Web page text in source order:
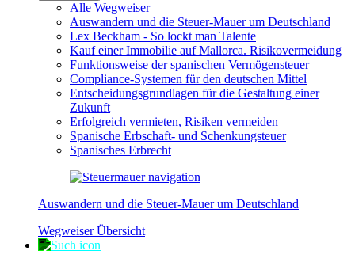
Alle Wegweiser
Auswandern und die Steuer-Mauer um Deutschland
Lex Beckham - So lockt man Talente
Kauf einer Immobilie auf Mallorca. Risikovermeidung
Funktionsweise der spanischen Vermögensteuer
Compliance-Systemen für den deutschen Mittel
Entscheidungsgrundlagen für die Gestaltung einer
Zukunft
Erfolgreich vermieten, Risiken vermeiden
Spanische Erbschaft- und Schenkungsteuer
Spanisches Erbrecht
Auswandern und die Steuer-Mauer um Deutschland
Wegweiser Übersicht